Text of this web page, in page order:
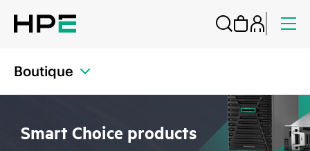
Boutique
Smart Choice products